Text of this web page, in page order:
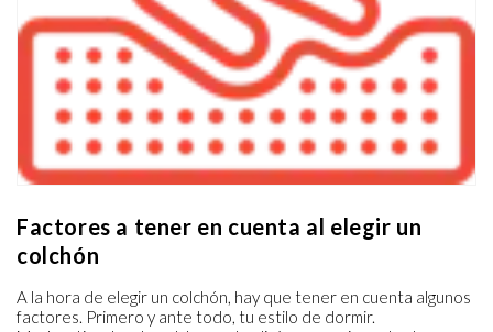
Factores a tener en cuenta al elegir un
colchón
A la hora de elegir un colchón, hay que tener en cuenta algunos
factores. Primero y ante todo, tu estilo de dormir.